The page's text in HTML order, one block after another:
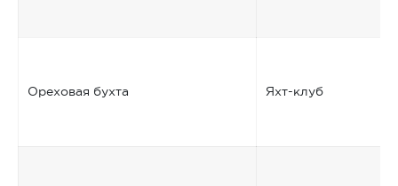
Ореховая бухта Яхт-клуб